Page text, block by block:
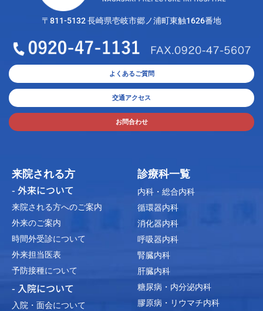
〒811-5132 長崎県壱岐市郷ノ浦町東触1626番地
よくあるご質問
交通アクセス
お問合わせ
来院される方
- 外来について
来院される方へのご案内
外来のご案内
時間外受診について
外来担当医表
予防接種について
- 入院について
入院・面会について
診療科一覧
内科・総合内科
循環器内科
消化器内科
呼吸器内科
腎臓内科
肝臓内科
糖尿病・内分泌内科
膠原病・リウマチ内科